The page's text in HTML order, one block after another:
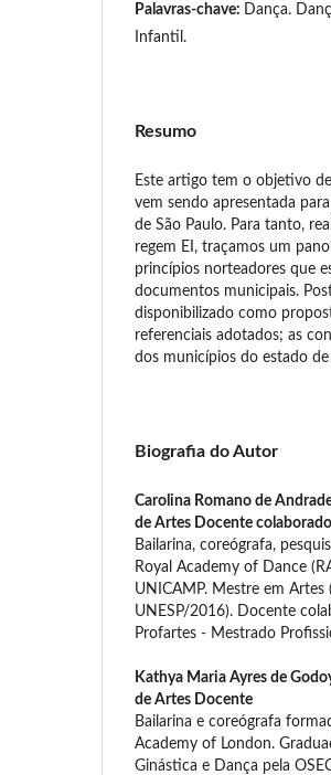
Palavras-chave:
Dança.
Infantil.
Resumo
Este artigo tem o objetivo
vem sendo apresentada
de São Paulo. Para tanto,
regem EI, traçamos um
princípios norteadores que
documentos municipais.
disponibilizado como
referenciais adotados; as
dos municípios do estado de
Biografia do Autor
Carolina Romano de
de Artes Docente
Bailarina, coreógrafa,
Royal Academy of Dance
UNICAMP. Mestre em
UNESP/2016). Docente
Profartes - Mestrado
Kathya Maria Ayres de
de Artes Docente
Bailarina e coreógrafa
Academy of London.
Ginástica e Dança pela